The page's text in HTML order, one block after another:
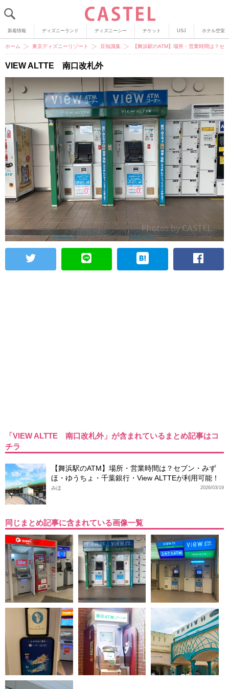
新着情報 ディズニーランド ディズニーシー チケット USJ ホテル空室
ホーム 東京ディズニーリゾート 豆知識集 【舞浜駅のATM】場所・営業時間は？
VIEW ALTTE 南口改札外
「VIEW ALTTE 南口改札外」が含まれているまとめ記事はコ
チラ
【舞浜駅のATM】場所・営業時間は？セブン・みず
ほ・ゆうちょ・千葉銀行・View ALTTEが利用可能！
2026/03/19
みほ
同じまとめ記事に含まれている画像一覧